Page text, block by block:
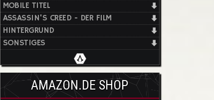
MOBILE TITEL
ASSASSIN'S CREED - DER FILM
HINTERGRUND
SONSTIGES
AMAZON.DE SHOP